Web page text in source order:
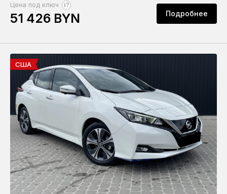
Цена под ключ ?
51 426 BYN Подробнее
США